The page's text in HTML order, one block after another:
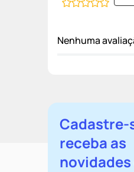
Nenhuma
Cadastre-
receba as
novidades